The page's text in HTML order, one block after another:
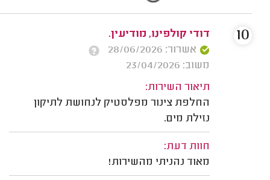
דודי קולפינו, מודיעין.
אשרור: 28/06/2026
משוב: 23/04/2026
תיאור השירות:
החלפת צינור מפלסטיק לנחושת לתיקון
נזילת מים.
חוות דעת:
מאוד נהניתי מהשירות!
10